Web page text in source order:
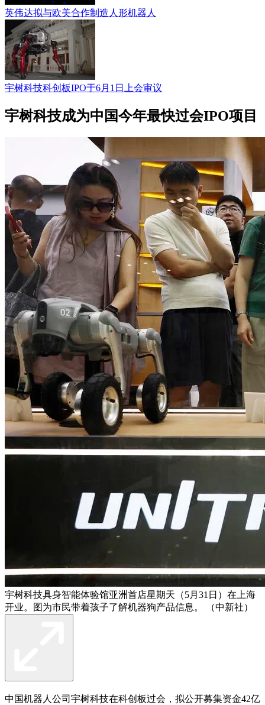
英伟达拟与欧美合作制造人形机器人
宇树科技科创板IPO于6月1日上会审议
宇树科技成为中国今年最快过会IPO项目
宇树科技具身智能体验馆亚洲首店星期天（5月31日）在上海
开业。图为市民带着孩子了解机器狗产品信息。 （中新社）
中国机器人公司宇树科技在科创板过会，拟公开募集资金42亿